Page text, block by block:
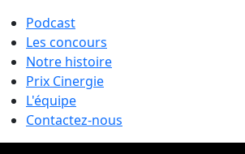
Podcast
Les concours
Notre histoire
Prix Cinergie
L'équipe
Contactez-nous